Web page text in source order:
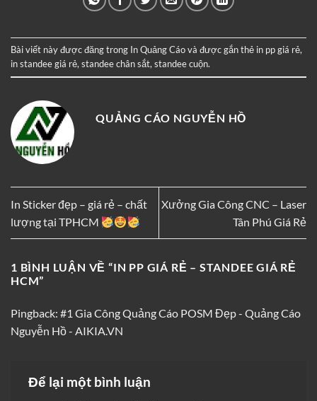
Bài viết này được đăng trong In Quảng Cáovà được gắn thẻ in pp giá rẻ,
in standee giá rẻ,standee chân sắt,standee cuộn.
QUẢNG CÁO NGUYỄN HỒ
In Sticker đẹp – giá rẻ – chất
lượng tại TPHCM
Xưởng Gia Công CNC – Laser
Tân Phú Giá Rẻ
1 BÌNH LUẬN VỀ “IN PP GIÁ RẺ – STANDEE GIÁ RẺ
HCM”
Pingback: #1 Gia Công Quảng Cáo POSM Đẹp - Quảng Cáo
Nguyễn Hồ - AIKIA.VN
Để lại một bình luận